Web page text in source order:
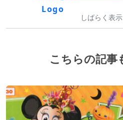
しばらく表
こちらの記事